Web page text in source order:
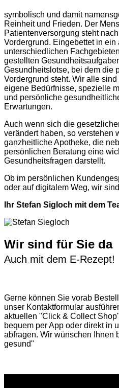
symbolisch und damit
Reinheit und Frieden. Der
Patientenversorgung steht
Vordergrund. Eingebettet in ein
unterschiedlichen
gestellten
Gesundheitslotse, bei dem die
Vordergrund steht. Wir alle
eigene Bedürfnisse, spezielle
und persönliche
Erwartungen.
Auch wenn sich die
verändert haben, so verstehen
ganzheitliche Apotheke, die
persönlichen Beratung eine
Gesundheitsfragen darstellt.
Ob im persönlichen
oder auf digitalem Weg, wir
Ihr Stefan Sigloch mit dem
Wir sind für Sie da
Auch mit dem E-Rezept!
Gerne können Sie vorab
unser Kontaktformular
aktuellen "Click & Collect Shop"
bequem per App oder direkt in
abfragen. Wir wünschen Ihnen
gesund"